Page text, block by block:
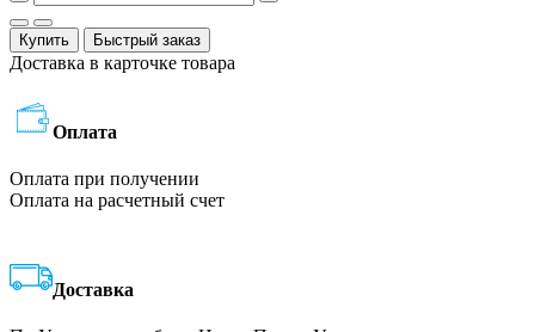
Купить Быстрый заказ
Доставка в карточке товара
Оплата
Оплата при получении
Оплата на расчетный счет
Доставка